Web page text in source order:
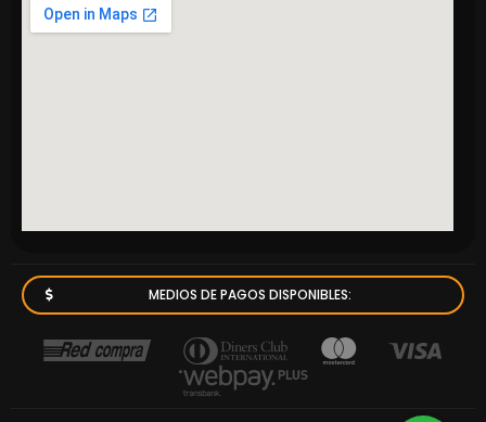
MEDIOS DE PAGOS DISPONIBLES: